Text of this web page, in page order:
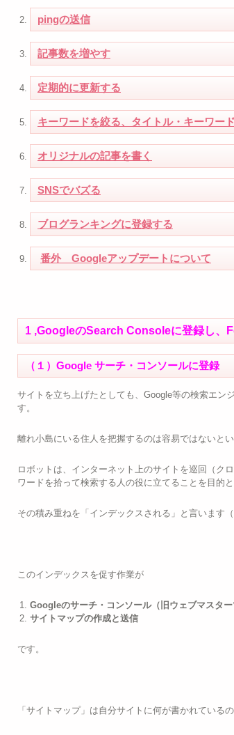
pingの送信
記事数を増やす
定期的に更新する
キーワードを絞る、タイトル・キーワー
オリジナルの記事を書く
SNSでバズる
ブログランキングに登録する
番外 Googleアップデートについて
1 ,GoogleのSearch Consoleに登録し、
（１）Google サーチ・コンソールに登録
サイトを立ち上げたとしても、Google等の検索エン
す。
離れ小島にいる住人を把握するのは容易ではないとい
ロボットは、インターネット上のサイトを巡回（ク
ワードを拾って検索する人の役に立てることを目的と
その積み重ねを「インデックスされる」と言います
このインデックスを促す作業が
Googleのサーチ・コンソール（旧ウェブマスタ
サイトマップの作成と送信
です。
「サイトマップ」は自分サイトに何が書かれている